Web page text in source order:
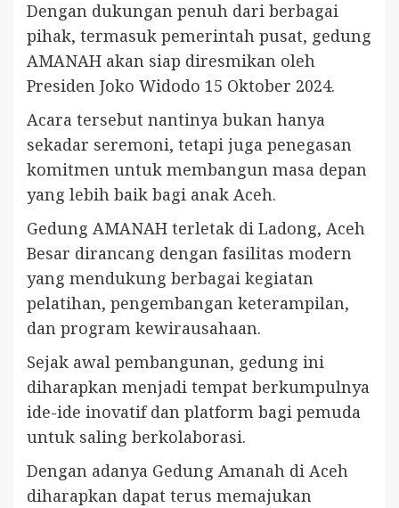
Dengan dukungan penuh dari berbagai
pihak, termasuk pemerintah pusat, gedung
AMANAH akan siap diresmikan oleh
Presiden Joko Widodo 15 Oktober 2024.
Acara tersebut nantinya bukan hanya
sekadar seremoni, tetapi juga penegasan
komitmen untuk membangun masa depan
yang lebih baik bagi anak Aceh.
Gedung AMANAH terletak di Ladong, Aceh
Besar dirancang dengan fasilitas modern
yang mendukung berbagai kegiatan
pelatihan, pengembangan keterampilan,
dan program kewirausahaan.
Sejak awal pembangunan, gedung ini
diharapkan menjadi tempat berkumpulnya
ide-ide inovatif dan platform bagi pemuda
untuk saling berkolaborasi.
Dengan adanya Gedung Amanah di Aceh
diharapkan dapat terus memajukan